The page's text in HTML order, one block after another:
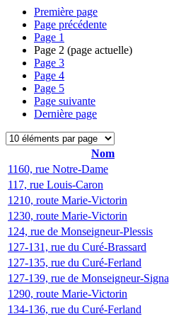
Première page
Page précédente
Page 1
Page 2 (page actuelle)
Page 3
Page 4
Page 5
Page suivante
Dernière page
Nom
1160, rue Notre-Dame
117, rue Louis-Caron
1210, route Marie-Victorin
1230, route Marie-Victorin
124, rue de Monseigneur-Plessis
127-131, rue du Curé-Brassard
127-135, rue du Curé-Ferland
127-139, rue de Monseigneur-
1290, route Marie-Victorin
134-136, rue du Curé-Ferland